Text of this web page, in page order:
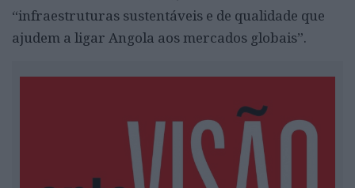
“infraestruturas sustentáveis e de qualidade que
ajudem a ligar Angola aos mercados globais”.